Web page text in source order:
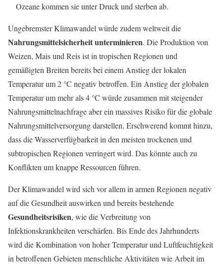
Ozeane kommen sie unter Druck und sterben ab.
Ungebremster Klimawandel würde zudem weltweit die
Nahrungsmittelsicherheit unterminieren. Die Produktion von
Weizen, Mais und Reis ist in tropischen Regionen und
gemäßigten Breiten bereits bei einem Anstieg der lokalen
Temperatur um 2 °C negativ betroffen. Ein Anstieg der globalen
Temperatur um mehr als 4 °C würde zusammen mit steigender
Nahrungsmittelnachfrage aber ein massives Risiko für die globale
Nahrungsmittelversorgung darstellen. Erschwerend kommt hinzu,
dass die Wasserverfügbarkeit in den meisten trockenen und
subtropischen Regionen verringert wird. Das könnte auch zu
Konflikten um knappe Ressourcen führen.
Der Klimawandel wird sich vor allem in armen Regionen negativ
auf die Gesundheit auswirken und bereits bestehende
Gesundheitsrisiken, wie die Verbreitung von
Infektionskrankheiten verschärfen. Bis Ende des Jahrhunderts
wird die Kombination von hoher Temperatur und Luftfeuchtigkeit
in betroffenen Gebieten menschliche Aktivitäten wie Arbeit im